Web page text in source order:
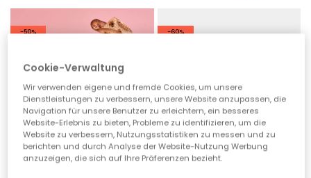
-50% -60%
Cookie-Verwaltung
Wir verwenden eigene und fremde Cookies, um unsere
Dienstleistungen zu verbessern, unsere Website anzupassen, die
Navigation für unsere Benutzer zu erleichtern, ein besseres
Website-Erlebnis zu bieten, Probleme zu identifizieren, um die
Website zu verbessern, Nutzungsstatistiken zu messen und zu
berichten und durch Analyse der Website-Nutzung Werbung
anzuzeigen, die sich auf Ihre Präferenzen bezieht.